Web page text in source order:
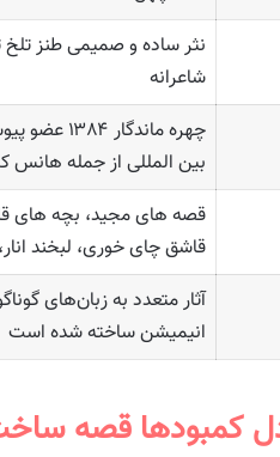
نثر ساده و صمیمی طنز تلخ
شاعرانه
چهره
بین المللی از جمله هانس
قصه های مجید، بچه های
قاشق چای خوری، لبخند
آثار متعدد به زبان‌های
انیمیشن ساخته شده است
کمبودها قصه